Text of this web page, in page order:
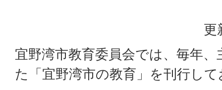
更
宜野湾市教育委員会では、毎年
た「宜野湾市の教育」を刊行し